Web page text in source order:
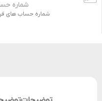
شماره
شماره حساب های